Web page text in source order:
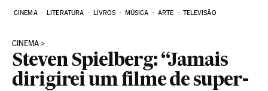
CINEMA LITERATURA LIVROS MÚSICA ARTE TELEVISÃO
CINEMA
Steven Spielberg: “Jamais
dirigirei um filme de super-